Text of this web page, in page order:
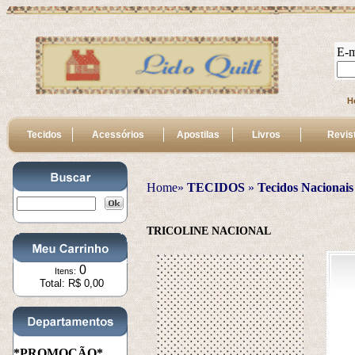
E-
Tecidos Acessórios Apostilas Livros
Itens: 0
Total: R$ 0,00
Home»TECIDOS » Tecidos
TRICOLINE NACIONAL